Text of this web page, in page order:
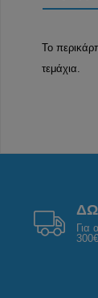
Το
τεμάχια.
Για